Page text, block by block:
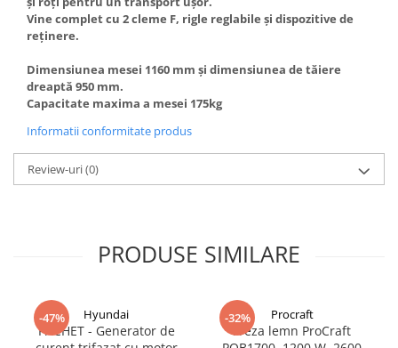
Scule cu acumulator
Truse de scule
Truse de lipit PPR
Ventuze cu brate pentru transport
Vibratoare beton
Masini de spalat rufe frontale
Masini de spalat rufe verticale
Masini de spalat rufe incorporabile
Masini de spalat rufe cu uscator
Uscatoare de rufe
Masini de facut paine
Pachete electrocasnice
incorporabile
Storcatoare de fructe
Vine complet cu 2 cleme F, rigle reglabile și dispozitive de
reținere.
Dimensiunea mesei 1160 mm și dimensiunea de tăiere
dreaptă 950 mm.
Capacitate maxima a mesei 175kg
Informatii conformitate produs
Review-uri(0)
PRODUSE SIMILARE
-47% Hyundai
PACHET - Generator de
-32% Procraft
Freza lemn ProCraft